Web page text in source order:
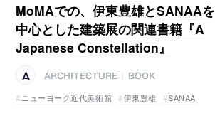
MoMAでの、伊東豊雄とSANAAを
中心とした建築展の関連書籍『A
Japanese Constellation』
ARCHITECTURE
BOOK
ニューヨーク近代美術館
伊東豊雄 SANAA